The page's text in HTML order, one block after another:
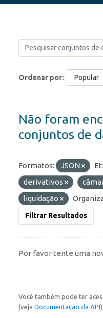
Ordenar por
Não foram
conjuntos de
Formatos: JSON
derivativos
liquidação
Filtrar Resultados
Por favor tente uma
Você também pode ter
(veja Documentação da API).